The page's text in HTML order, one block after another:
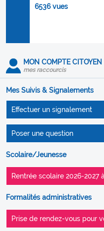
6536 vues
MON COMPTE CITOYEN
mes raccourcis
Mes Suivis & Signalements
Effectuer un signalement
Poser une question
Scolaire/Jeunesse
Rentrée scolaire 2026-
Formalités administratives
Prise de rendez-vous pour